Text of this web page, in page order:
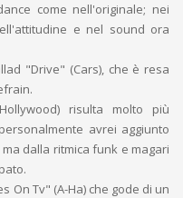
come nell'originale; nei
e nel sound ora
"Drive" (Cars), che è resa
risulta molto più
avrei aggiunto
dalla ritmica funk e magari
On Tv" (A-Ha) che gode di un